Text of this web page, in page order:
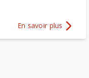
Plus d'informations sur
En savoir plus